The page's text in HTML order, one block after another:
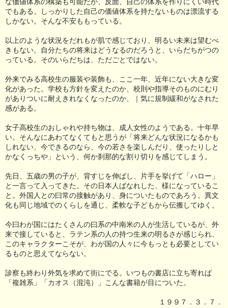
でもある。しっかりした自己の価値体系を持たないものは漂流する
しかない。そんな不安ももっている。
以上のような状況をだれもが肌で感じており、明るい未来は望むべ
きもない。自分たちの将来はどうなるのだろうと、いらだちがつの
っている。そのいらだちは、ただごとではない。
外来でみる高校生の服装や装飾も、ここ一年、近年にない大きな変
化があった。学校も方針を変えたのか、校則や指導そのものにむり
がありついに耐えきれなくなったのか、｜気に規制緩和がなされた
感がある。
女子高校生のおしゃれや持ち物は、成人女性のようである。十年早
い。そんなにあわてなくてもと思うが「将来どんな状況になるかも
しれない、今できるのなら、今の若さを楽しんだり、使ったりしと
かなくっちや」という、何か刹那的な割り切りを感じてしまう。
先日、五歳の男の子が、背すじを伸ばし、片手を挙げて「ハロー」
と一言って入ってきた。その日本人ばなれした、様になっているこ
と。外国人との曰常の接触があり、身についたものであろう。異文
化も同じ地域でのくらしを通じ、柔軟な子どもから伝搬してゆく。
今曰わが国にはたくさんの曰系の中南米の人が生活しているが、外
来で接していると、ラテン系の人の持つ生来の明るさが感じられ、
このキャラクターこそが、わが国の人々に今もっとも必要としてい
るものと思えてならない。
診察も終わり外気を求めて街にでる。いつもの書店に立ち寄れば
「複雑系」「カオス（混沌）」こんな書籍が目についた。
１９９７．３．７．